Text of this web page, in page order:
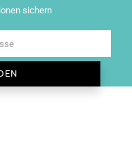
sichern